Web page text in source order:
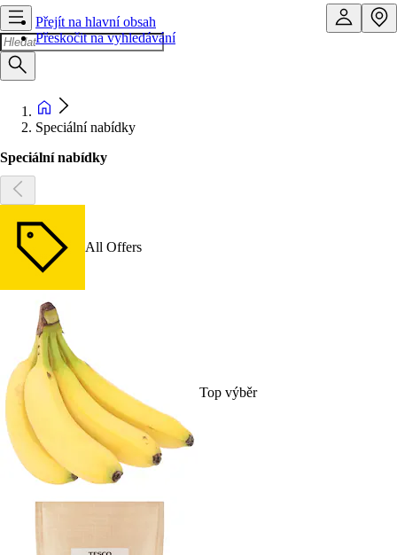
Přejít na hlavní obsah
Přeskočit na vyhledávání
Speciální nabídky
Speciální nabídky
All Offers
Top výběr